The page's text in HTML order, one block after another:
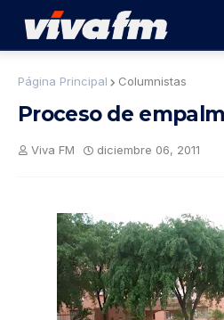
Página Principal Columnistas
Proceso de
Viva FM diciembre 06, 2011